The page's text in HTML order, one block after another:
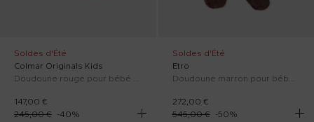
Soldes d'Été
Colmar Originals Kids
Doudoune rouge pour bébé enfants avec logo
147,00 €
245,00 € -40%
Soldes d'Été
Etro
Doudoune marron pour bébés avec imprimé paisley
272,00 €
545,00 €
-50%